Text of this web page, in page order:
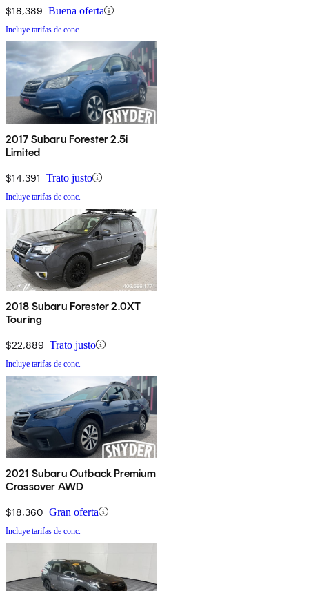
$18,389 Buena oferta
Incluye tarifas de conc.
2017 Subaru Forester 2.5i
Limited
$14,391 Trato justo
Incluye tarifas de conc.
2018 Subaru Forester 2.0XT
Touring
$22,889 Trato justo
Incluye tarifas de conc.
2021 Subaru Outback Premium
Crossover AWD
$18,360 Gran oferta
Incluye tarifas de conc.